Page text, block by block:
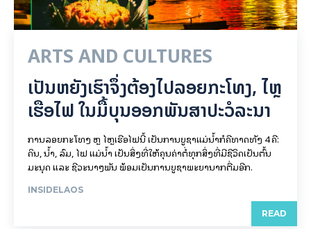
ARTS AND CULTURES
ເປັນ​ຫຍັງ​ເຮົາ​ຈຶ່ງ​ຕ້ອງ​ໄປລອຍ​ກະ​ໂທງ, ໄຫຼ​
ເຮືອ​ໄຟ ໃນ​ມື້​​ບຸນ​ອອກ​ພັນ​ສາ​ປະ​ວໍ​ລະ​ນາ
ການລອຍ​ກະ​ໂທງ ຫຼື ໄຫຼເຮືອໄຟນີ້ ເປັນການບູຊາແມ່ນໍ້າກໍຄືທາດທັງ 4 ຄື:
ດິນ, ນໍ້າ, ລົມ, ໄຟ ແມ່ນໍ້າ ເປັນສິ່ງທີ່ໃຫ້ຄຸນຄ່າຕໍ່ທຸກສິ່ງທີ່ມີຊີວິດເປັນຕົ້ນ
ມະນຸດ ແລະ ຊີວະນາໆພັນ ພ້ອມເປັນການບູຊາພະຍານາກຕື່ມອີກ.
INSIDELAOS
READ